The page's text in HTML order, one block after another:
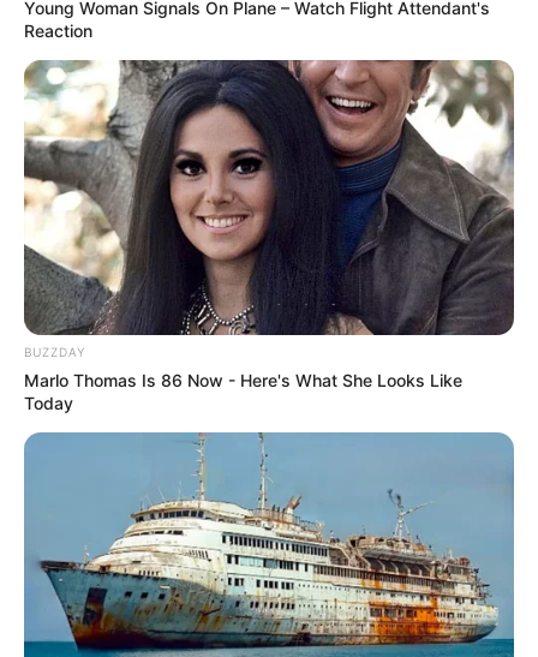
Young Woman Signals On Plane – Watch Flight Attendant's
Reaction
BUZZDAY
Marlo Thomas Is 86 Now - Here's What She Looks Like
Today